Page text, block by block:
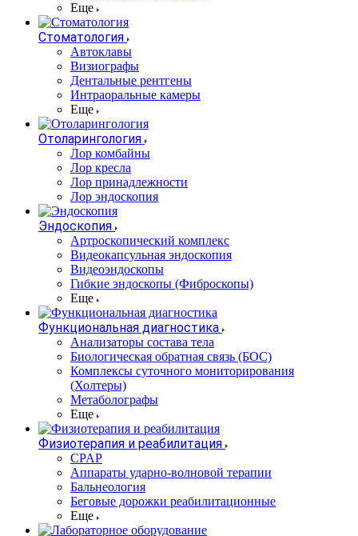
Еще
Стоматология
Автоклавы
Визиографы
Дентальные рентгены
Интраоральные камеры
Еще
Отоларингология
Лор комбайны
Лор кресла
Лор принадлежности
Лор эндоскопия
Эндоскопия
Артроскопический комплекс
Видеокапсульная эндоскопия
Видеоэндоскопы
Гибкие эндоскопы (Фиброcкопы)
Еще
Функциональная диагностика
Анализаторы состава тела
Биологическая обратная связь (БОС)
Комплексы суточного мониторирования
(Холтеры)
Метаболографы
Еще
Физиотерапия и реабилитация
CPAP
Аппараты ударно-волновой терапии
Бальнеология
Беговые дорожки реабилитационные
Еще